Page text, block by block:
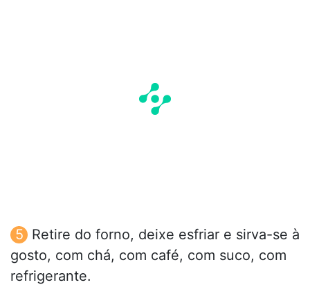
Retire do forno, deixe esfriar e sirva-se à
gosto, com chá, com café, com suco, com
refrigerante.